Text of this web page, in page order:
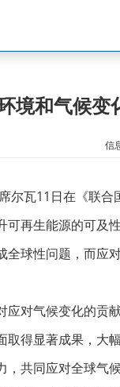
境和气候变
信
尔瓦11日在《联
再生能源的可及
球性问题，而应
应对气候变化的贡
得显著成果，大
共同应对全球气